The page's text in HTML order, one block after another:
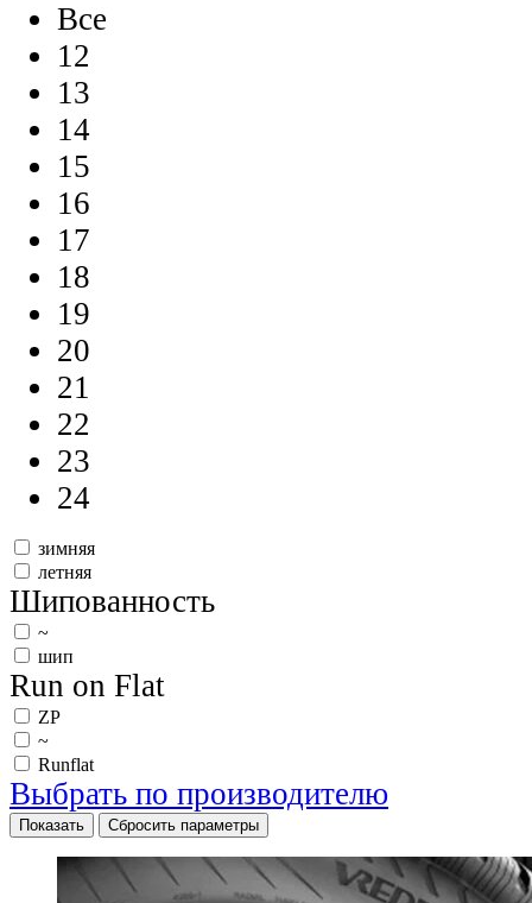
Все
12
13
14
15
16
17
18
19
20
21
22
23
24
зимняя
летняя
Шипованность
~
шип
Run on Flat
ZP
~
Runflat
Выбрать по производителю